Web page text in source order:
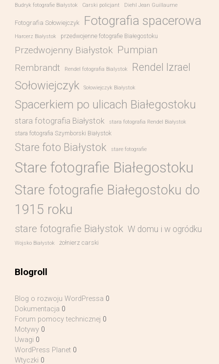
Budryk fotografie Białystok Carski policjant Diehl Jean Guillaume
Fotografia Sołowiejczyk Fotografia spacerowa
Harcerz Białystok przedwojenne fotografie Białegostoku
Przedwojenny Białystok Pumpian
Rembrandt Rendel fotografia Bialystok Rendel Izrael
Sołowiejczyk Sołowiejczyk Białystok
Spacerkiem po ulicach Białegostoku
stara fotografia Białystok stara fotografia Rendel Białystok
stara fotografia Szymborski Białystok
Stare foto Białystok stare fotografie
Stare fotografie Białegostoku
Stare fotografie Białegostoku do
1915 roku
stare fotografie Białystok W domu i w ogródku
Wojsko Białystok żołnierz carski
Blogroll
Blog o rozwoju WordPressa 0
Dokumentacja 0
Forum pomocy technicznej 0
Motywy 0
Uwagi 0
WordPress Planet 0
Wtyczki 0